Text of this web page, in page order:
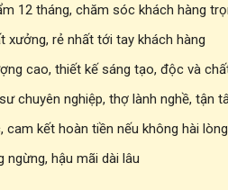
12 tháng, chăm sóc khách hàng
xưởng, rẻ nhất tới tay khách hàng
cao, thiết kế sáng tạo, độc và
chuyên nghiệp, thợ lành nghề, tận
cam kết hoàn tiền nếu không hài lòng
ngừng, hậu mãi dài lâu